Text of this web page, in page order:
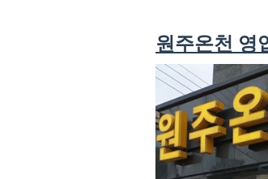
원주온천 영